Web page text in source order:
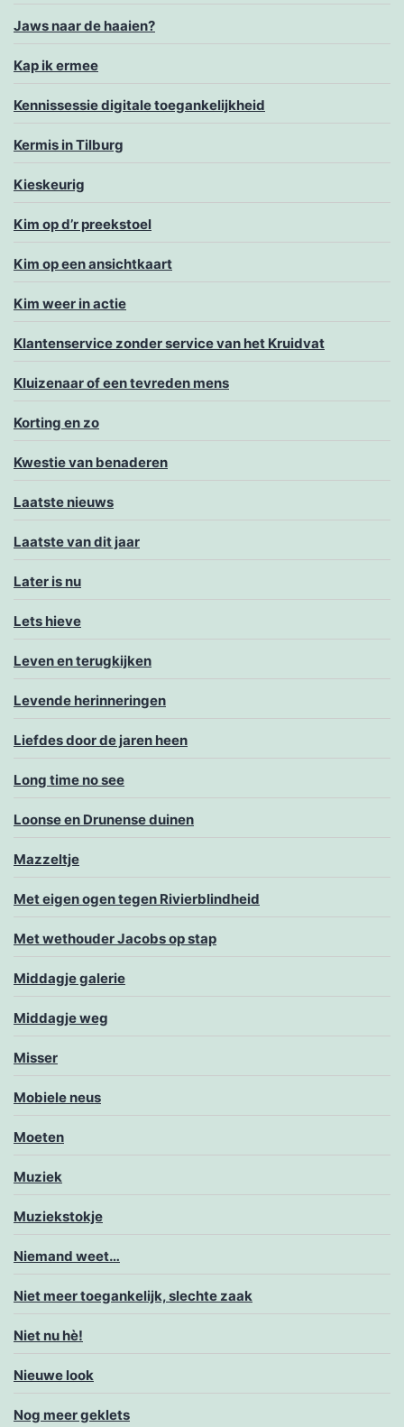
Jaws naar de haaien?
Kap ik ermee
Kennissessie digitale toegankelijkheid
Kermis in Tilburg
Kieskeurig
Kim op d’r preekstoel
Kim op een ansichtkaart
Kim weer in actie
Klantenservice zonder service van het Kruidvat
Kluizenaar of een tevreden mens
Korting en zo
Kwestie van benaderen
Laatste nieuws
Laatste van dit jaar
Later is nu
Lets hieve
Leven en terugkijken
Levende herinneringen
Liefdes door de jaren heen
Long time no see
Loonse en Drunense duinen
Mazzeltje
Met eigen ogen tegen Rivierblindheid
Met wethouder Jacobs op stap
Middagje galerie
Middagje weg
Misser
Mobiele neus
Moeten
Muziek
Muziekstokje
Niemand weet…
Niet meer toegankelijk, slechte zaak
Niet nu hè!
Nieuwe look
Nog meer geklets